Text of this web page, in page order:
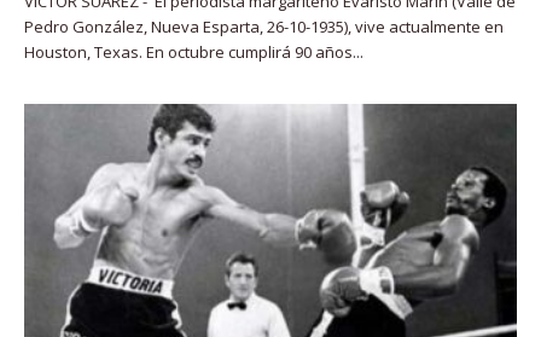
Pedro González, Nueva Esparta, 26-10-1935), vive actualmente en
Houston, Texas. En octubre cumplirá 90 años...